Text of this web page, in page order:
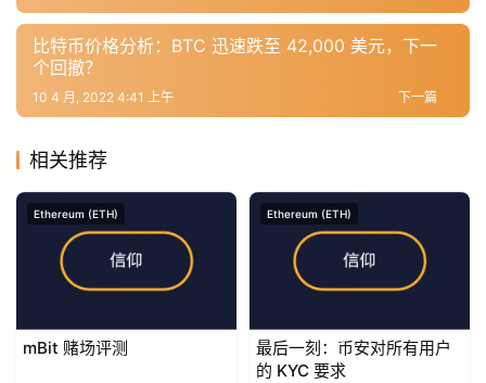
比特币价格分析：BTC 迅速跌至 42,000 美元，下一
个回撤？
下一篇
10 4 月, 2022 4:41 上午
相关推荐
Ethereum (ETH)
mBit 赌场评测
Ethereum (ETH)
最后一刻：币安对所有用户
的 KYC 要求